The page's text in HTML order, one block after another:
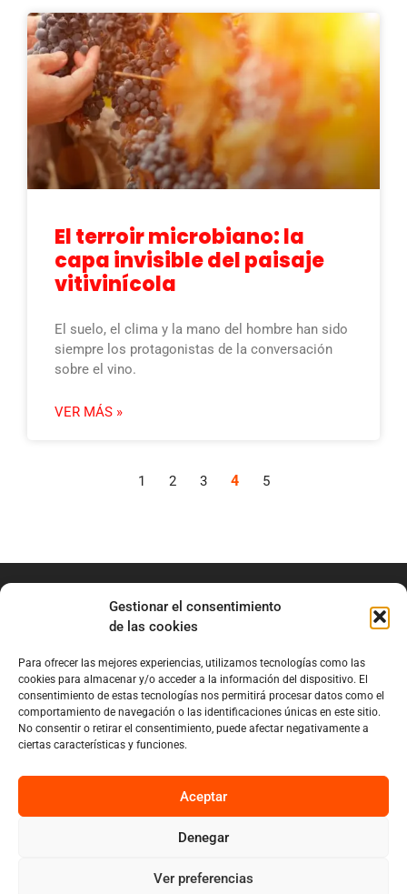
Gestionar el consentimiento
de las cookies
Para ofrecer las mejores experiencias, utilizamos tecnologías como las
cookies para almacenar y/o acceder a la información del dispositivo. El
consentimiento de estas tecnologías nos permitirá procesar datos como el
comportamiento de navegación o las identificaciones únicas en este sitio.
No consentir o retirar el consentimiento, puede afectar negativamente a
ciertas características y funciones.
Aceptar
Denegar
Ver preferencias
El terroir microbiano: la
capa invisible del paisaje
vitivinícola
El suelo, el clima y la mano del hombre han sido
siempre los protagonistas de la conversación
sobre el vino.
VER MÁS »
1 2 3 4 5
info@marianobraga.com
BRAGA Academia
Podcast
Blog
Diseño por Nuvolab Studio